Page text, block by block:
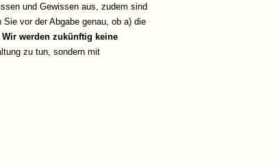
und Gewissen aus, zudem sind
vor der Abgabe genau, ob a) die
Wir werden zukünftig keine
zu tun, sondern mit